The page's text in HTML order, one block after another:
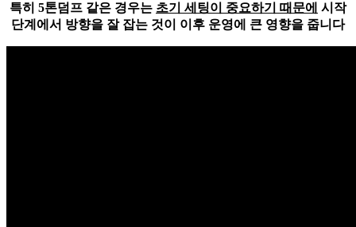
특히 5톤덤프 같은 경우는 초기 세팅이 중요하기 때문에 시작
단계에서 방향을 잘 잡는 것이 이후 운영에 큰 영향을 줍니다